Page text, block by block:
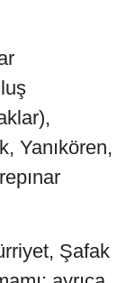
Yanıkören,
Şafak